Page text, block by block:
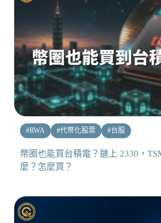
#RWA #代幣化股票 #台股
幣圈也能買台積電？鏈上 2330，
麼？怎麼買？